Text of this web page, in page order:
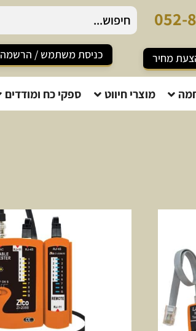
52-8
מחיר כניסת משתמש / הרשמה
מוצרי חיווט ספקי כח ומודדים